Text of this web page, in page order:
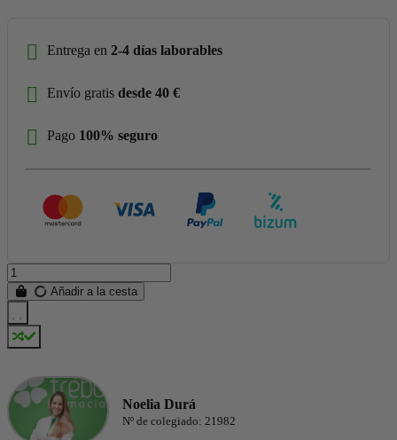
Entrega en 2-4 días laborables
Envío gratis desde 40 €
Pago 100% seguro
Añadir a la cesta
Noelia Durá
Nº de colegiado: 21982